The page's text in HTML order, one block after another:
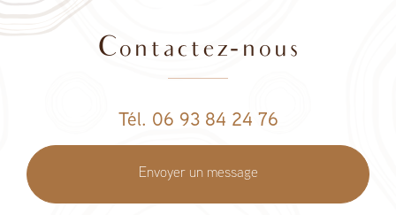
Contactez-nous
Tél. 06 93 84 24 76
Envoyer un message